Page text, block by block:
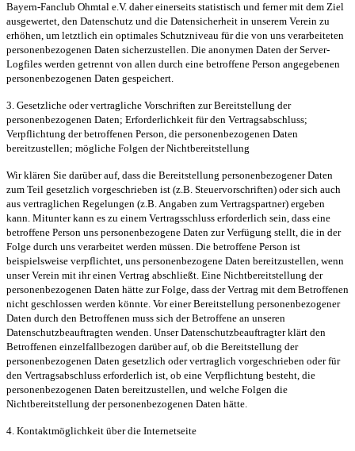
Bayern-Fanclub Ohmtal e.V. daher einerseits statistisch und ferner mit dem Ziel
ausgewertet, den Datenschutz und die Datensicherheit in unserem Verein zu
erhöhen, um letztlich ein optimales Schutzniveau für die von uns verarbeiteten
personenbezogenen Daten sicherzustellen. Die anonymen Daten der Server-
Logfiles werden getrennt von allen durch eine betroffene Person angegebenen
personenbezogenen Daten gespeichert.
3. Gesetzliche oder vertragliche Vorschriften zur Bereitstellung der
personenbezogenen Daten; Erforderlichkeit für den Vertragsabschluss;
Verpflichtung der betroffenen Person, die personenbezogenen Daten
bereitzustellen; mögliche Folgen der Nichtbereitstellung
Wir klären Sie darüber auf, dass die Bereitstellung personenbezogener Daten
zum Teil gesetzlich vorgeschrieben ist (z.B. Steuervorschriften) oder sich auch
aus vertraglichen Regelungen (z.B. Angaben zum Vertragspartner) ergeben
kann. Mitunter kann es zu einem Vertragsschluss erforderlich sein, dass eine
betroffene Person uns personenbezogene Daten zur Verfügung stellt, die in der
Folge durch uns verarbeitet werden müssen. Die betroffene Person ist
beispielsweise verpflichtet, uns personenbezogene Daten bereitzustellen, wenn
unser Verein mit ihr einen Vertrag abschließt. Eine Nichtbereitstellung der
personenbezogenen Daten hätte zur Folge, dass der Vertrag mit dem Betroffenen
nicht geschlossen werden könnte. Vor einer Bereitstellung personenbezogener
Daten durch den Betroffenen muss sich der Betroffene an unseren
Datenschutzbeauftragten wenden. Unser Datenschutzbeauftragter klärt den
Betroffenen einzelfallbezogen darüber auf, ob die Bereitstellung der
personenbezogenen Daten gesetzlich oder vertraglich vorgeschrieben oder für
den Vertragsabschluss erforderlich ist, ob eine Verpflichtung besteht, die
personenbezogenen Daten bereitzustellen, und welche Folgen die
Nichtbereitstellung der personenbezogenen Daten hätte.
4. Kontaktmöglichkeit über die Internetseite